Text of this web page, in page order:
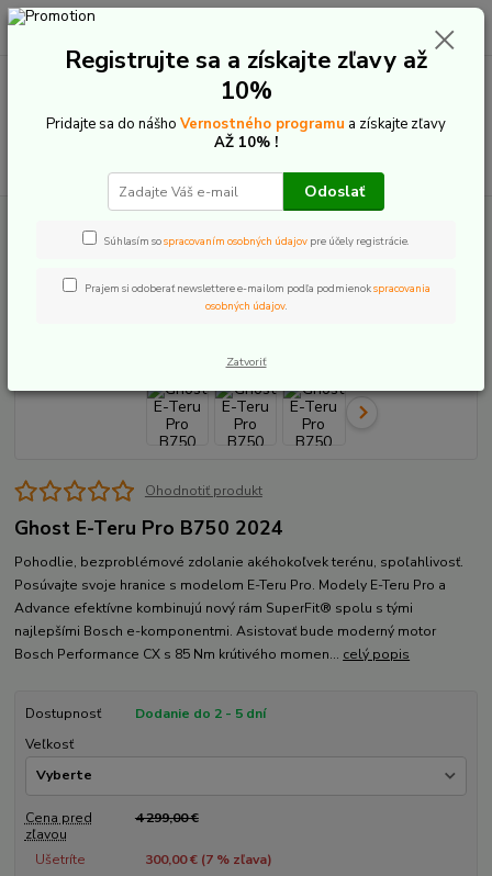
+421 907 20 22 33
0,00 €
Ghost E-Teru Pro B750 2024
Ohodnotiť produkt
Ghost E-Teru Pro B750 2024
Pohodlie, bezproblémové zdolanie akéhokoľvek terénu, spoľahlivosť.
Posúvajte svoje hranice s modelom E-Teru Pro. Modely E-Teru Pro a
Advance efektívne kombinujú nový rám SuperFit® spolu s tými
najlepšími Bosch e-komponentmi. Asistovať bude moderný motor
Bosch Performance CX s 85 Nm krútivého momen... celý popis
Dostupnosť
Dodanie do 2 - 5 dní
Veľkosť
Cena pred
zľavou
4 299,00 €
Ušetríte 300,00 € (7% zľava)
Registrujte sa a získajte zľavy až
10%
Pridajte sa do nášho Vernostného programu a získajte zľavy
AŽ 10% !
Odoslať
Súhlasím sospracovaním osobných údajov pre účely registrácie.
Prajem si odoberať newslettere e-mailom podľa podmienokspracovania
osobných údajov.
Zatvoriť